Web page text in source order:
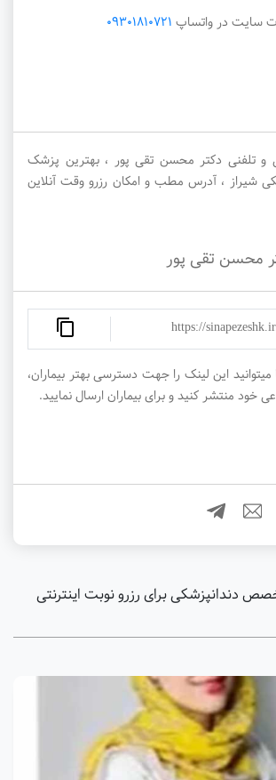
سایت در واتساپ 09301810721
و تلفنی دکتر محسن تقی پور ، بهترین پزشک
شیراز ، آدرس مطب و امکان رزرو وقت آنلاین
محسن تقی پور
https://
این لینک را جهت دسترسی بهتر بیماران،
خود منتشر کنید و برای بیماران ارسال نمایید.
دندانپزشکی برای رزرو نوبت اینترنتی